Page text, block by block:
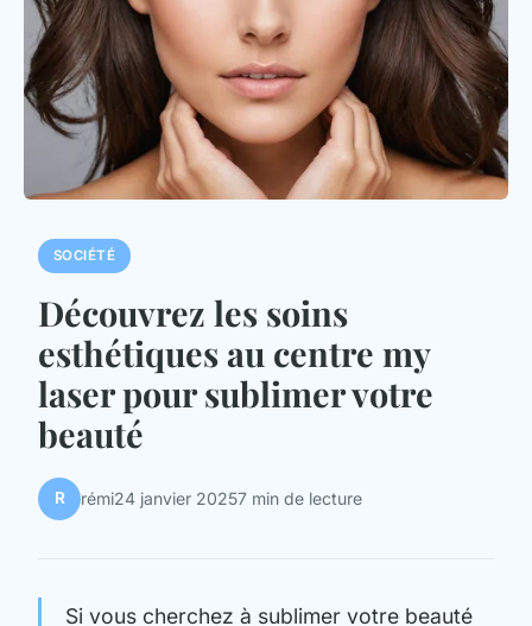
SOCIÉTÉ
Découvrez les soins
esthétiques au centre my
laser pour sublimer votre
beauté
R rémi24 janvier 20257 min de lecture
Si vous cherchez à sublimer votre beauté